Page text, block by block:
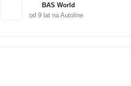
BAS World
od 9lat na Autoline